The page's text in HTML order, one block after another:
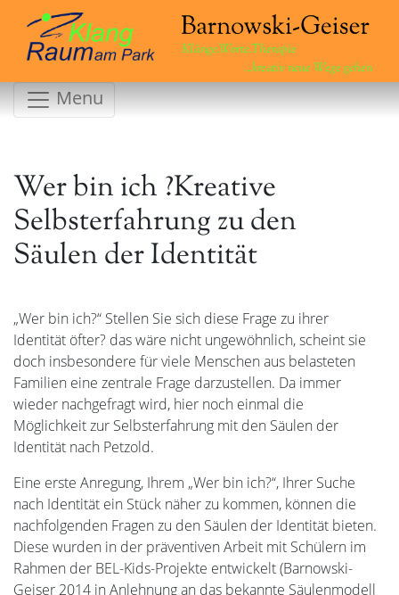
Klänge.Worte.Therapie
...kreativ neue Wege gehen
Menu
Wer bin ich ?Kreative
Selbsterfahrung zu den
Säulen der Identität
„Wer bin ich?“ Stellen Sie sich diese Frage zu ihrer
Identität öfter? das wäre nicht ungewöhnlich, scheint sie
doch insbesondere für viele Menschen aus belasteten
Familien eine zentrale Frage darzustellen. Da immer
wieder nachgefragt wird, hier noch einmal die
Möglichkeit zur Selbsterfahrung mit den Säulen der
Identität nach Petzold.
Eine erste Anregung, Ihrem „Wer bin ich?“, Ihrer Suche
nach Identität ein Stück näher zu kommen, können die
nachfolgenden Fragen zu den Säulen der Identität bieten.
Diese wurden in der präventiven Arbeit mit Schülern im
Rahmen der BEL-Kids-Projekte entwickelt (Barnowski-
Geiser 2014 in Anlehnung an das bekannte Säulenmodell